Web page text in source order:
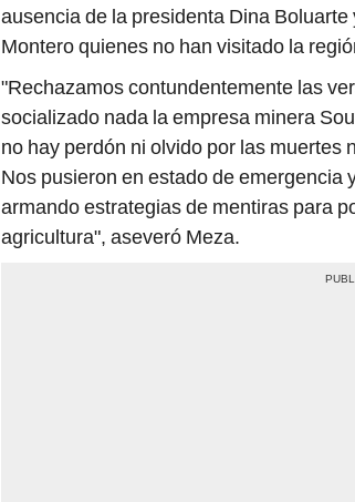
ausencia de la presidenta Dina
Montero quienes no han visitado la
"Rechazamos contundentemente las
socializado nada la empresa minera
no hay perdón ni olvido por las muertes
Nos pusieron en estado de emergencia
armando estrategias de mentiras para
agricultura", aseveró Meza.